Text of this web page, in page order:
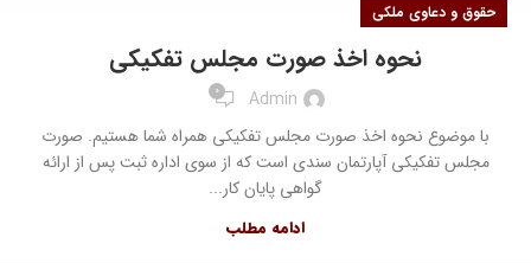
حقوق و دعاوی ملکی
نحوه اخذ صورت مجلس تفکیکی
Admin
0
با موضوع نحوه اخذ صورت مجلس تفکیکی همراه شما هستیم. صورت
مجلس تفکیکی آپارتمان سندی است که از سوی اداره ثبت پس از ارائه
گواهی پایان کار...
ادامه مطلب